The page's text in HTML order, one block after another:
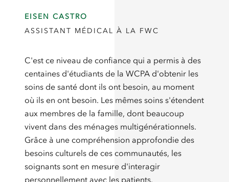
EISEN CASTRO
ASSISTANT MÉDICAL À LA FWC
C'est ce niveau de confiance qui a permis à des
centaines d'étudiants de la WCPA d'obtenir les
soins de santé dont ils ont besoin, au moment
où ils en ont besoin. Les mêmes soins s'étendent
aux membres de la famille, dont beaucoup
vivent dans des ménages multigénérationnels.
Grâce à une compréhension approfondie des
besoins culturels de ces communautés, les
soignants sont en mesure d'interagir
personnellement avec les patients.